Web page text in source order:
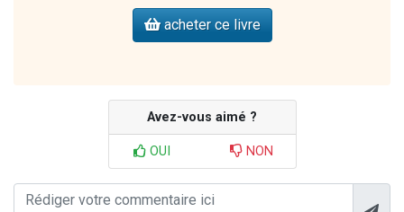
acheter ce livre
Avez-vous aimé ?
OUI NON